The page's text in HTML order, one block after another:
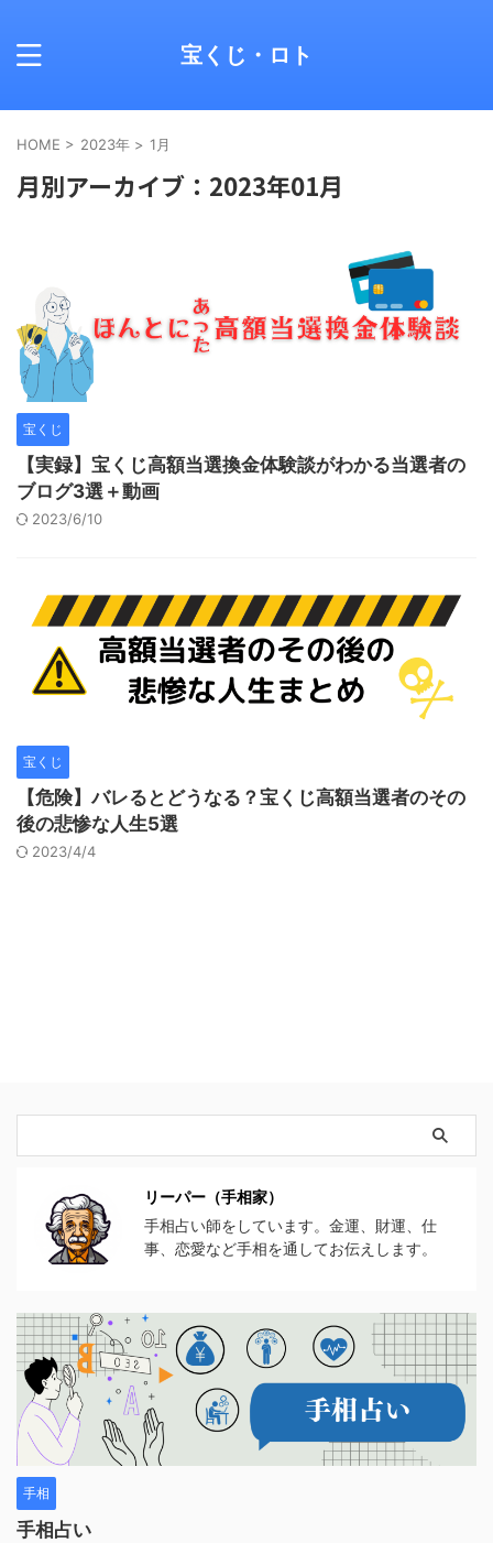
宝くじ・ロト
HOME > 2023年 > 1月
月別アーカイブ：2023年01月
宝くじ
【実録】宝くじ高額当選換金体験談がわかる当選者の
ブログ3選＋動画
2023/6/10
宝くじ
【危険】バレるとどうなる？宝くじ高額当選者のその
後の悲惨な人生5選
2023/4/4
リーパー（手相家）
手相占い師をしています。金運、財運、仕
事、恋愛など手相を通してお伝えします。
手相
手相占い